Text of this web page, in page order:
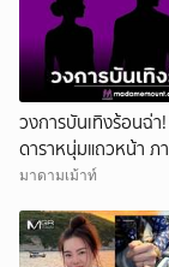
วงการบันเทิงร้อนฉ่า
ดาราหนุ่มแถวหน้า ภ
ครอบครัว สามีนักร้อ
มาดามเม้าท์